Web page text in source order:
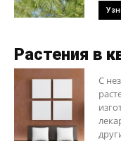
Растения в
С